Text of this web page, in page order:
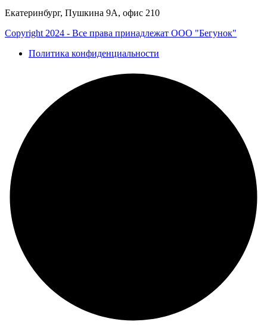
Екатеринбург, Пушкина 9А, офис 210
Copyright 2024 - Все права принадлежат ООО "Бегунок"
Политика конфиденциальности